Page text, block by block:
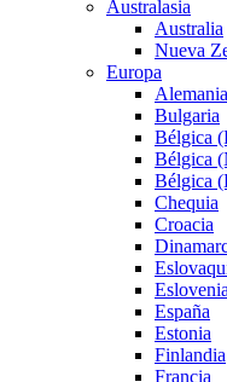
Australasia
Australia
Nueva
Europa
Alemania
Bulgaria
Bélgica
Bélgica
Bélgica
Chequia
Croacia
Eslovenia
España
Estonia
Finlandia
Francia